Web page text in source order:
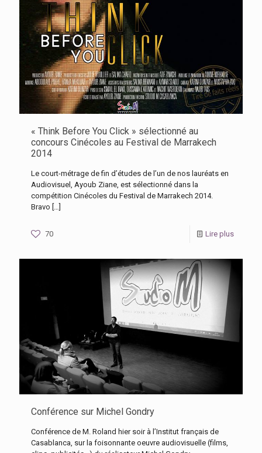
« Think Before You Click » sélectionné au
concours Cinécoles au Festival de Marrakech
2014
Le court-métrage de fin d’études de l’un de nos lauréats en
Audiovisuel, Ayoub Ziane, est sélectionné dans la
compétition Cinécoles du Festival de Marrakech 2014.
Bravo […]
70 Lire plus
Conférence sur Michel Gondry
Conférence de M. Roland hier soir à l’Institut français de
Casablanca, sur la foisonnante oeuvre audiovisuelle (films,